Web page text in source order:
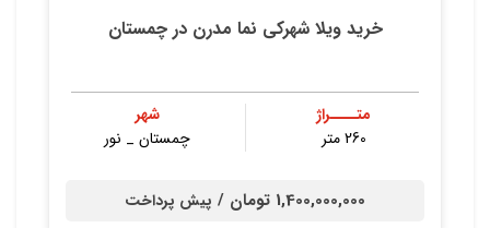
خرید ویلا شهرکی نما مدرن در چمستان
متــــراژ
260 متر
شهر
چمستان _ نور
1,400,000,000 تومان / پیش پرداخت